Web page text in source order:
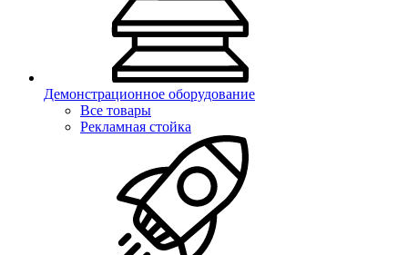
Демонстрационное оборудование
Все товары
Рекламная стойка